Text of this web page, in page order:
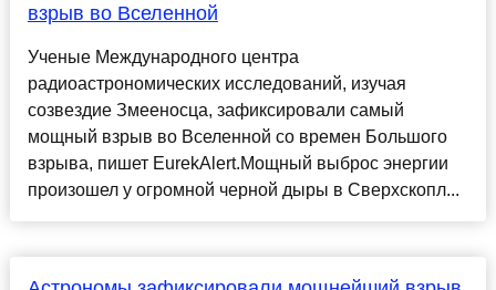
взрыв во Вселенной
Ученые Международного центра
радиоастрономических исследований, изучая
созвездие Змееносца, зафиксировали самый
мощный взрыв во Вселенной со времен Большого
взрыва, пишет EurekAlert.Мощный выброс энергии
произошел у огромной черной дыры в Сверхскопл...